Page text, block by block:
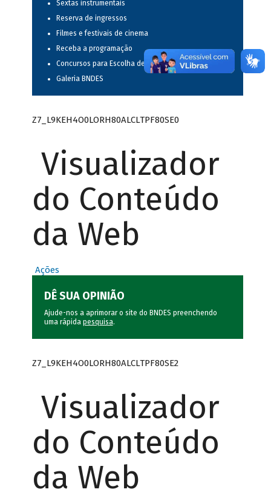
Sextas instrumentais
Reserva de ingressos
Filmes e festivais de cinema
Receba a programação
Concursos para Escolha de Espetáculos Musicais
Galeria BNDES
Z7_L9KEH4O0LORH80ALCLTPF80SE0
Visualizador
do Conteúdo
da Web
Ações
DÊ SUA OPINIÃO
Ajude-nos a aprimorar o site do BNDES preenchendo
uma rápida pesquisa.
Z7_L9KEH4O0LORH80ALCLTPF80SE2
Visualizador
do Conteúdo
da Web